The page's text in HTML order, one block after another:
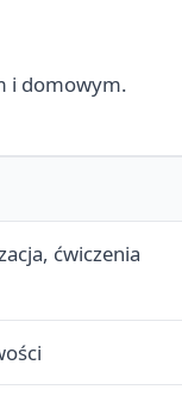
i domowym.
ćwiczenia